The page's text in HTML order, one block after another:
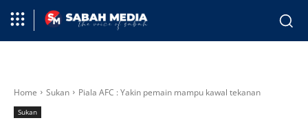
Home Sukan Piala AFC : Yakin pemain mampu kawal tekanan
Sukan